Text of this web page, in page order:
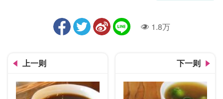
人气1.8万
上一则 下一则